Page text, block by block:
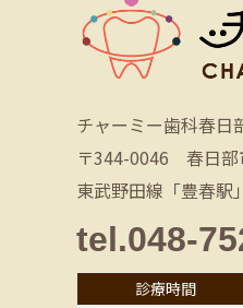
チャーミー歯科春日
〒344-0046 春日部
東武野田線「豊春駅
tel.048-
診療時間